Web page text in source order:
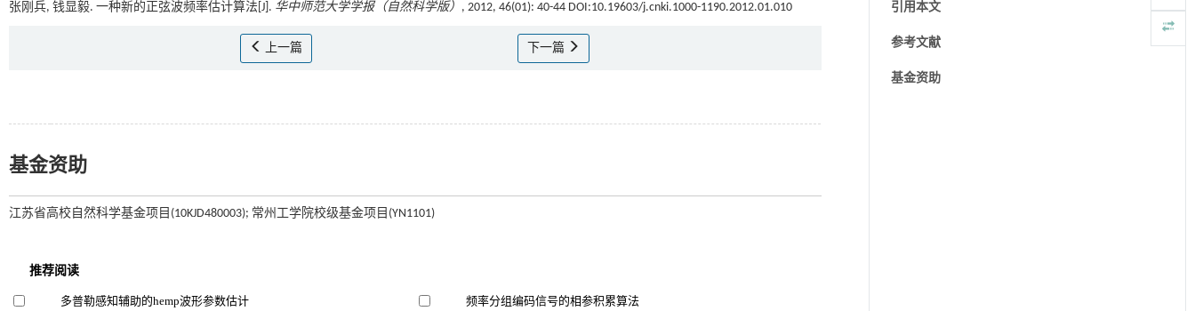
张刚兵, 钱显毅. 一种新的正弦波频率估计算法[J]. 华中师范大学学报（自然科学版） , 2012, 46(01): 40-44 DOI:10.19603/j.cnki.1000-1190.2012.01.010
上一篇 下一篇
基金资助
江苏省高校自然科学基金项目(10KJD480003); 常州工学院校级基金项目(YN1101)
引用本文
参考文献
基金资助